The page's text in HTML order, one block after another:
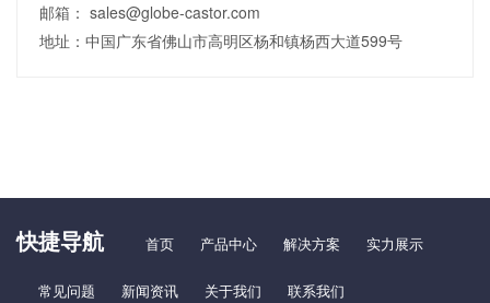
邮箱： sales@globe-castor.com
地址：中国广东省佛山市高明区杨和镇杨西大道599号
快捷导航 首页 产品中心 解决方案 实力展示
常见问题 新闻资讯 关于我们 联系我们